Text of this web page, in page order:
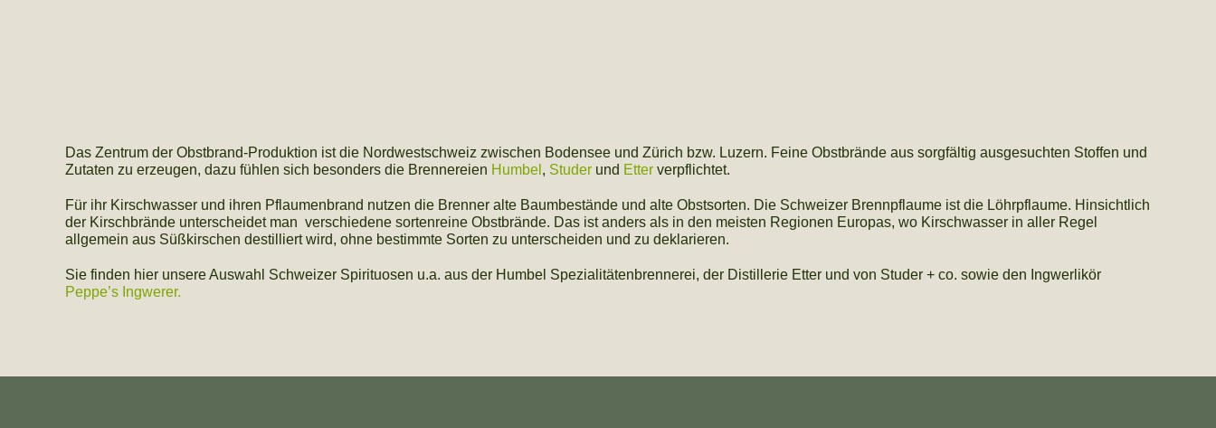
Das Zentrum der Obstbrand-Produktion ist die Nordwestschweiz zwischen Bodensee und Zürich bzw. Luzern. Feine Obstbrände aus sorgfältig ausgesuchten Stoffen und
Zutaten zu erzeugen, dazu fühlen sich besonders die Brennereien Humbel , Studerund Etterverpflichtet.
Für ihr Kirschwasser und ihren Pflaumenbrand nutzen die Brenner alte Baumbestände und alte Obstsorten. Die Schweizer Brennpflaume ist die Löhrpflaume. Hinsichtlich
der Kirschbrände unterscheidet man verschiedene sortenreine Obstbrände. Das ist anders als in den meisten Regionen Europas, wo Kirschwasser in aller Regel
allgemein aus Süßkirschen destilliert wird, ohne bestimmte Sorten zu unterscheiden und zu deklarieren.
Sie finden hier unsere Auswahl Schweizer Spirituosen u.a. aus der Humbel Spezialitätenbrennerei, der Distillerie Etter und von Studer + co. sowie den Ingwerlikör
Peppe’s Ingwerer.